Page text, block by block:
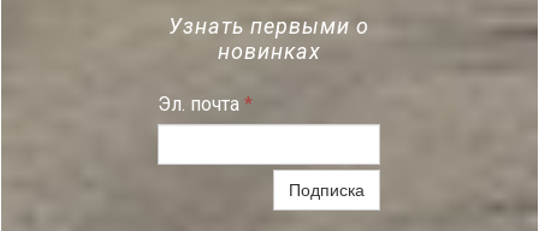
Узнать первыми о
новинках
Эл. почта *
Подписка